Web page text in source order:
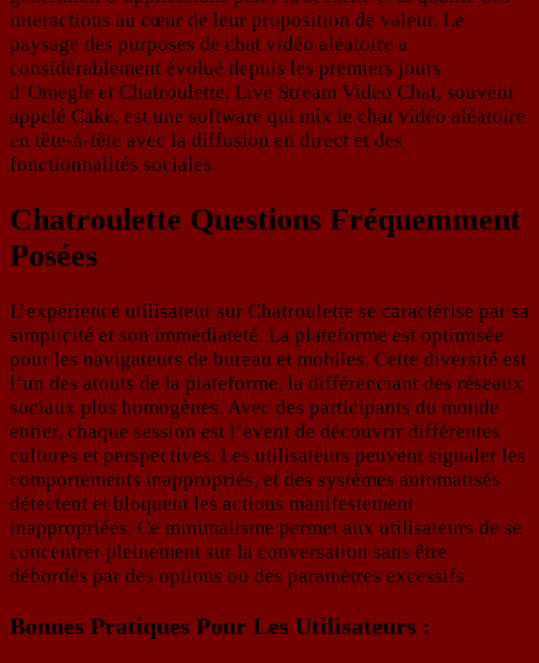
interactions au cœur de leur proposition de valeur. Le
paysage des purposes de chat vidéo aléatoire a
considérablement évolué depuis les premiers jours
d’Omegle et Chatroulette. Live Stream Video Chat, souvent
appelé Cake, est une software qui mix le chat vidéo aléatoire
en tête-à-tête avec la diffusion en direct et des
fonctionnalités sociales.
Chatroulette Questions Fréquemment
Posées
L’expérience utilisateur sur Chatroulette se caractérise par sa
simplicité et son immédiateté. La plateforme est optimisée
pour les navigateurs de bureau et mobiles. Cette diversité est
l’un des atouts de la plateforme, la différenciant des réseaux
sociaux plus homogènes. Avec des participants du monde
entier, chaque session est l’event de découvrir différentes
cultures et perspectives. Les utilisateurs peuvent signaler les
comportements inappropriés, et des systèmes automatisés
détectent et bloquent les actions manifestement
inappropriées. Ce minimalisme permet aux utilisateurs de se
concentrer pleinement sur la conversation sans être
débordés par des options ou des paramètres excessifs.
Bonnes Pratiques Pour Les Utilisateurs :